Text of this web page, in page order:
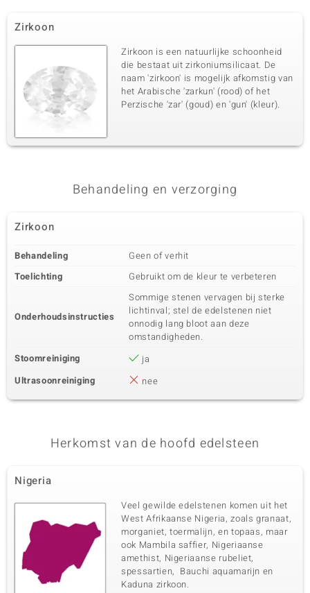
Zirkoon
Karaatgewicht som Slijpvorm
Rond geslepen
Zetting
Pave
Herkomst
Nigeria
Vierde edelsteen
Karaatgewicht som Slijpvorm
Rond geslepen
Pave
Vijfde edelsteen
4 à 1,5 mm
Karaatgewicht som Slijpvorm
Rond geslepen
Pave
Zirkoon
Zirkoon is een natuurlijke schoonheid
die bestaat uit zirkoniumsilicaat. De
naam 'zirkoon' is mogelijk afkomstig van
het Arabische 'zarkun' (rood) of het
Perzische 'zar' (goud) en 'gun' (kleur).
Behandeling en verzorging
Zirkoon
Behandeling
Geen of verhit
Toelichting
Gebruikt om de kleur te verbeteren
Onderhoudsinstructies
Sommige stenen vervagen bij sterke
lichtinval; stel de edelstenen niet
onnodig lang bloot aan deze
omstandigheden.
Stoomreiniging
ja
Ultrasoonreiniging
nee
Herkomst van de hoofd edelsteen
Nigeria
Veel gewilde edelstenen komen uit het
West Afrikaanse Nigeria, zoals granaat,
morganiet, toermalijn, en topaas, maar
ook Mambila saffier, Nigeriaanse
amethist, Nigeriaanse rubeliet,
spessartien, Bauchi aquamarijn en
Kaduna zirkoon.